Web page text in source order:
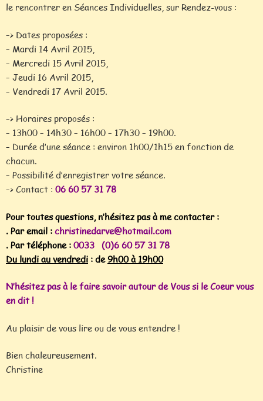
le rencontrer en Séances Individuelles, sur Rendez-vous :
–> Dates proposées :
– Mardi 14 Avril 2015,
– Mercredi 15 Avril 2015,
– Jeudi 16 Avril 2015,
– Vendredi 17 Avril 2015.
–> Horaires proposés :
– 13h00 – 14h30 – 16h00 – 17h30 – 19h00.
– Durée d’une séance : environ 1h00/1h15 en fonction de
chacun.
– Possibilité d’enregistrer votre séance.
–> Contact : 06 60 57 31 78
Pour toutes questions, n’hésitez pas à me contacter :
. Par email :christinedarve@hotmail.com
. Par téléphone :0033 (0)6 60 57 31 78
Du lundi au vendredi : de9h00à 19h00
N’hésitez pas à le faire savoir autour de Vous si le Coeur vous
en dit !
Au plaisir de vous lire ou de vous entendre !
Bien chaleureusement.
Christine